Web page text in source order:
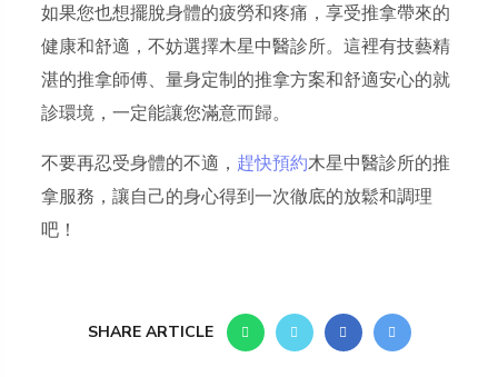
如果您也想擺脫身體的疲勞和疼痛，享受推拿帶來的
健康和舒適，不妨選擇木星中醫診所。這裡有技藝精
湛的推拿師傅、量身定制的推拿方案和舒適安心的就
診環境，一定能讓您滿意而歸。
不要再忍受身體的不適， 趕快預約木星中醫診所的推
拿服務，讓自己的身心得到一次徹底的放鬆和調理
吧！
SHARE ARTICLE